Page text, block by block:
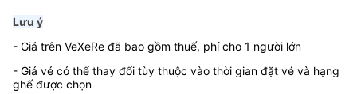
Lưu ý
- Giá trên VeXeRe đã bao gồm thuế, phí cho 1 người lớn
- Giá vé có thể thay đổi tùy thuộc vào thời gian đặt vé và hạng
ghế được chọn